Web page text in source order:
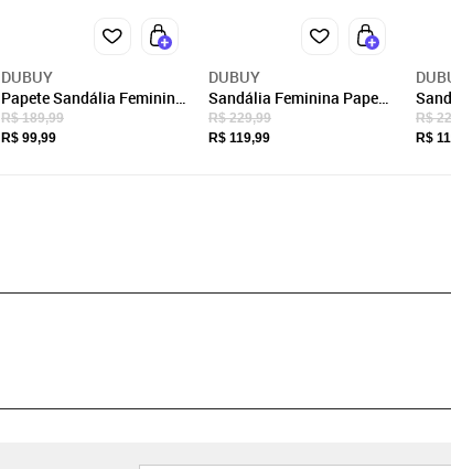
DUBUY
Papete Sandália Feminina
DUBUY 2076FG
R$ 189,99
R$ 99,99
DUBUY
Sandália Feminina Papete
DUBUY 304FG
R$ 229,99
R$ 119,99
R$
R$